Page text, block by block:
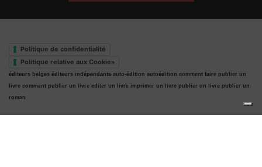
Politique de confidentialité
Politique relative aux Cookies
éditeurs belges éditeurs indépendants auto-édition autoédition comment faire publier un
livre comment publier un livre editer un livre imprimer un livre publier un livre publier un
roman